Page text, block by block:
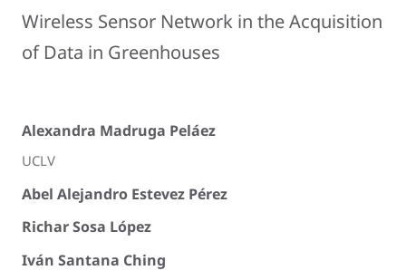
Wireless Sensor Network in the Acquisition
of Data in Greenhouses
Alexandra Madruga Peláez
UCLV
Abel Alejandro Estevez Pérez
Richar Sosa López
Iván Santana Ching